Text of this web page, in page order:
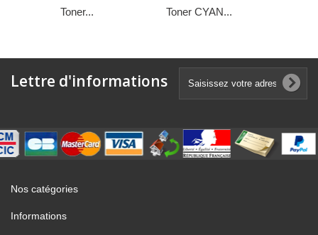
Toner... Toner CYAN...
Lettre d'informations
Nos catégories
Informations